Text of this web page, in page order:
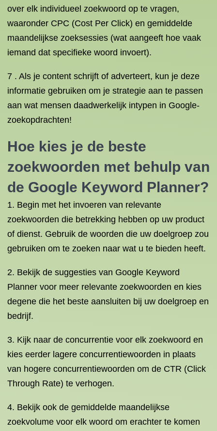
over elk individueel zoekwoord op te vragen,
waaronder CPC (Cost Per Click) en gemiddelde
maandelijkse zoeksessies (wat aangeeft hoe vaak
iemand dat specifieke woord invoert).
7 . Als je content schrijft of adverteert, kun je deze
informatie gebruiken om je strategie aan te passen
aan wat mensen daadwerkelijk intypen in Google-
zoekopdrachten!
Hoe kies je de beste
zoekwoorden met behulp van
de Google Keyword Planner?
1. Begin met het invoeren van relevante
zoekwoorden die betrekking hebben op uw product
of dienst. Gebruik de woorden die uw doelgroep zou
gebruiken om te zoeken naar wat u te bieden heeft.
2. Bekijk de suggesties van Google Keyword
Planner voor meer relevante zoekwoorden en kies
degene die het beste aansluiten bij uw doelgroep en
bedrijf.
3. Kijk naar de concurrentie voor elk zoekwoord en
kies eerder lagere concurrentiewoorden in plaats
van hogere concurrentiewoorden om de CTR (Click
Through Rate) te verhogen.
4. Bekijk ook de gemiddelde maandelijkse
zoekvolume voor elk woord om erachter te komen